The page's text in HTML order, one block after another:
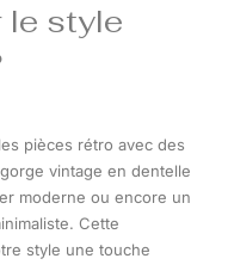
le style
pièces rétro avec des
vintage en dentelle
moderne ou encore un
Cette
style une touche